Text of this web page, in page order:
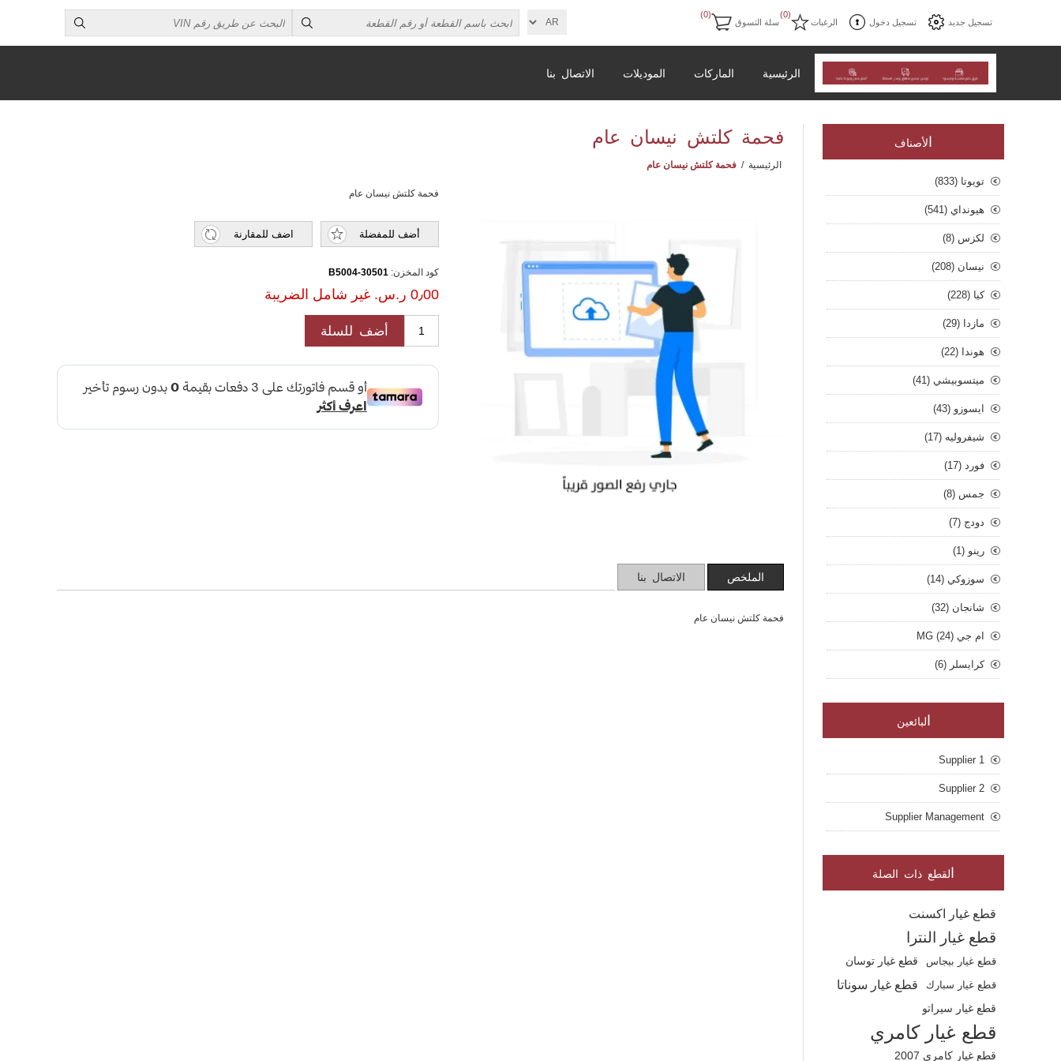
تسجيل جديد تسجيل دخول الرغبات
(0)
سلة التسوق
(0)
الرئيسية الماركات الموديلات الاتصال بنا
فحمة كلتش نيسان عام
الرئيسية / فحمة كلتش نيسان عام
فحمة كلتش نيسان عام
أضف للمفضلة اضف للمقارنة
كود المخزن: 30501-B5004
0٫00 ر.س.‏ غير شامل الضريبة
أضف للسلة
الملخص الاتصال بنا
فحمة كلتش نيسان عام
لأصناف
تويوتا (833)
هيونداي (541)
لكزس (8)
نيسان (208)
كيا (228)
مازدا (29)
هوندا (22)
ميتسوبيشي (41)
ايسوزو (43)
شيفروليه (17)
فورد (17)
جمس (8)
دودج (7)
رينو (1)
سوزوكي (14)
شانجان (32)
ام جي MG (24)
كرايسلر (6)
لبائعين
Supplier 1
Supplier 2
Supplier Management
لقطع ذات الصلة
قطع غيار اكسنت
قطع غيار النترا
قطع غيار بيجاس
قطع غيار توسان
قطع غيار سبارك
قطع غيار سوناتا
قطع غيار سيراتو
قطع غيار كامري
قطع غيار كامري 2007